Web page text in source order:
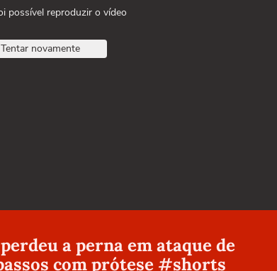
possível reproduzir o vídeo
Tentar novamente
a perna em ataque de
com prótese #shorts